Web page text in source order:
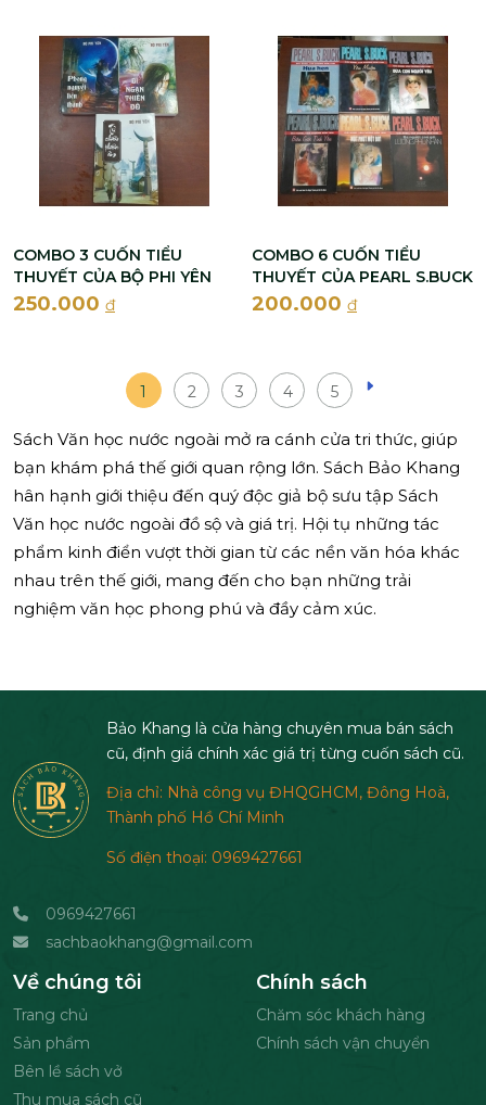
COMBO 3 CUỐN TIỂU
THUYẾT CỦA BỘ PHI YÊN
250.000 đ
COMBO 6 CUỐN TIỂU
THUYẾT CỦA PEARL S.BUCK
200.000 đ
1 2 3 4 5
Sách Văn học nước ngoài mở ra cánh cửa tri thức, giúp
bạn khám phá thế giới quan rộng lớn. Sách Bảo Khang
hân hạnh giới thiệu đến quý độc giả bộ sưu tập Sách
Văn học nước ngoài đồ sộ và giá trị. Hội tụ những tác
phẩm kinh điển vượt thời gian từ các nền văn hóa khác
nhau trên thế giới, mang đến cho bạn những trải
nghiệm văn học phong phú và đầy cảm xúc.
Bảo Khang là cửa hàng chuyên mua bán sách
cũ, định giá chính xác giá trị từng cuốn sách cũ.
Địa chỉ: Nhà công vụ ĐHQGHCM, Đông Hoà,
Thành phố Hồ Chí Minh
Số điện thoại: 0969427661
0969427661
sachbaokhang@gmail.com
Về chúng tôi
Trang chủ
Sản phẩm
Bên lề sách vở
Thu mua sách cũ
Chính sách
Chăm sóc khách hàng
Chính sách vận chuyển